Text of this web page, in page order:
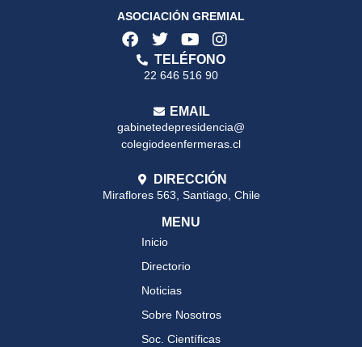
ASOCIACIÓN GREMIAL
TELÉFONO
22 646 516 90
EMAIL
gabinetedepresidencia@
colegiodeenfermeras.cl
DIRECCIÓN
Miraflores 563, Santiago, Chile
MENU
Inicio
Directorio
Noticias
Sobre Nosotros
Soc. Científicas